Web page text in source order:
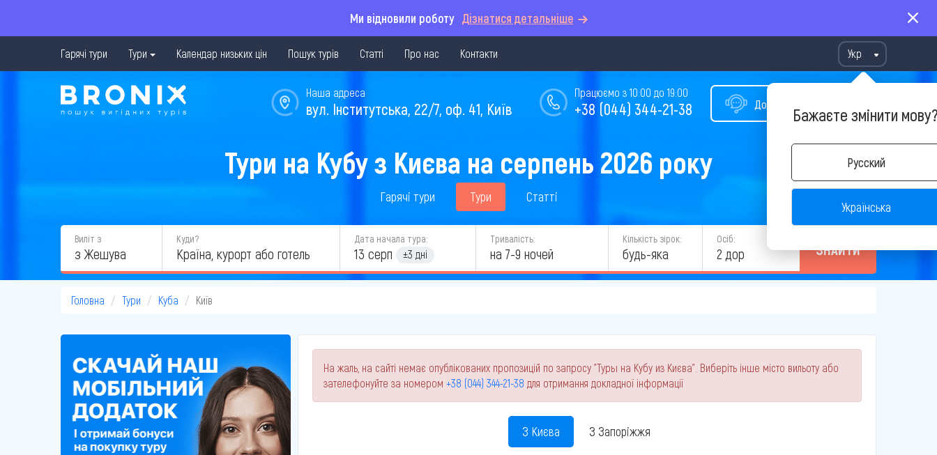
Ми відновили роботу Дізнатися детальніше
Гарячі тури Тури Календар низьких цін Пошук турів Статті Про нас Контакти Укр
Бажаєте змінити
Русский
Українська
Допомога у виборі туру
Працюємо з 10:00 до 19:00
+38 (044) 344-21-38
Наша адреса
вул. Інститутська, 22/7, оф. 41, Київ
Тури на Кубу з Києва на серпень 2026 року
Гарячі тури Тури Статті
Виліт з
з Жешува
Куди? Дата начала тура:
13 серп ±3 дні
Тривалість:
на 7-9 ночей
Кількість зірок:
будь-яка
Осіб:
2 дор ЗНАЙТИ
Головна Тури Куба Київ
На жаль, на сайті немає опублікованих пропозицій по запросу "Туры на Кубу из Києва". Виберіть інше місто вильоту або
зателефонуйте за номером +38 (044) 344-21-38 для отримання докладної інформації
З Києва З Запоріжжя